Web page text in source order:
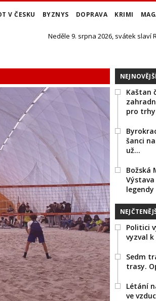
V ČESKU BYZNYS DOPRAVA KRIMI
Neděle 9. srpna 2026, svátek slaví
Kaštan
pro trhy
šanci
už…
Božská
legendy
Politici
vyzval
Sedm
trasy.
Létání
ve